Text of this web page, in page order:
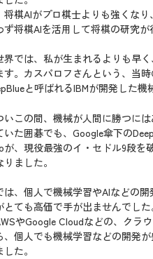
将棋AIがプロ棋士よりも強くなり
ず将棋AIを活用して将棋の研究が
界では、私が生まれるよりも早
す。カスパロフさんという、当
と呼ばれるIBMが開発した機
いこの間、機械が人間に勝つには
いた囲碁でも、Google傘下の
が、現役最強のイ・セドル9段を
ました。
は、個人で機械学習やAIなどの開
ても高価で手が出ませんでした
やGoogle Cloudなどの、クラ
、個人でも機械学習などの開発
た。